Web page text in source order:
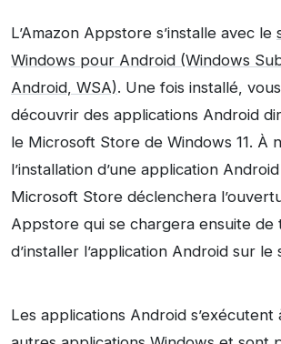
L’Amazon Appstore s’installe avec le
Windows pour Android (Windows
Android, WSA). Une fois installé,
découvrir des applications Android
le Microsoft Store de Windows 11. À
l’installation d’une application
Microsoft Store déclenchera
Appstore qui se chargera ensuite
d’installer l’application Android sur le
Les applications Android s’exécutent